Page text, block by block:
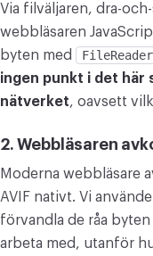
Via filväljaren, dra-
webbläsaren
byten med
FileReader
ingen punkt i det här
nätverket, oavsett
2. Webbläsaren
Moderna webbläsare
AVIF nativt. Vi
förvandla de råa
arbeta med, utanför